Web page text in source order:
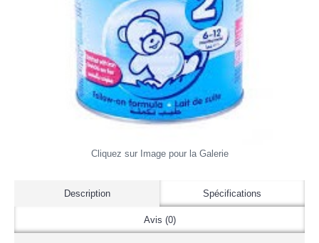
Cliquez sur Image pour la Galerie
Description Spécifications
Avis (0)